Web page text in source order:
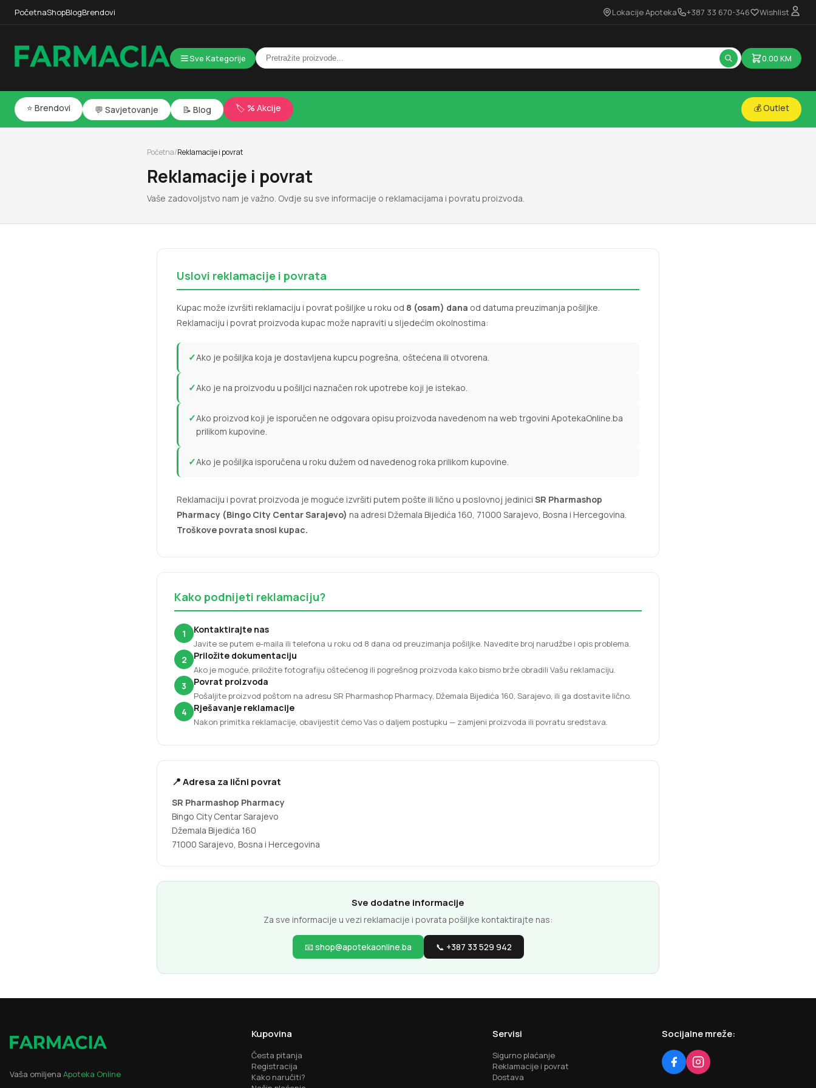
PočetnaShopBlogBrendovi Lokacije Apoteka +387 33 670-346 Wishlist
Sve Kategorije 0.00 KM
⭐ Brendovi 💬 Savjetovanje 📝 Blog 🏷️ % Akcije 💰 Outlet
Početna/Reklamacije i povrat
Reklamacije i povrat
Vaše zadovoljstvo nam je važno. Ovdje su sve informacije o reklamacijama i povratu proizvoda.
Uslovi reklamacije i povrata
Kupac može izvršiti reklamaciju i povrat pošiljke u roku od 8 (osam) dana od datuma preuzimanja pošiljke.
Reklamaciju i povrat proizvoda kupac može napraviti u sljedećim okolnostima:
✓Ako je pošiljka koja je dostavljena kupcu pogrešna, oštećena ili otvorena.
✓Ako je na proizvodu u pošiljci naznačen rok upotrebe koji je istekao.
✓Ako proizvod koji je isporučen ne odgovara opisu proizvoda navedenom na web trgovini ApotekaOnline.ba
prilikom kupovine.
✓Ako je pošiljka isporučena u roku dužem od navedenog roka prilikom kupovine.
Reklamaciju i povrat proizvoda je moguće izvršiti putem pošte ili lično u poslovnoj jedinici SR Pharmashop
Pharmacy (Bingo City Centar Sarajevo) na adresi Džemala Bijedića 160, 71000 Sarajevo, Bosna i Hercegovina.
Troškove povrata snosi kupac.
Kako podnijeti reklamaciju?
1 Kontaktirajte nas
Javite se putem e-maila ili telefona u roku od 8 dana od preuzimanja pošiljke. Navedite broj narudžbe i opis problema.
2 Priložite dokumentaciju
Ako je moguće, priložite fotografiju oštećenog ili pogrešnog proizvoda kako bismo brže obradili Vašu reklamaciju.
3 Povrat proizvoda
Pošaljite proizvod poštom na adresu SR Pharmashop Pharmacy, Džemala Bijedića 160, Sarajevo, ili ga dostavite lično.
4 Rješavanje reklamacije
Nakon primitka reklamacije, obavijestit ćemo Vas o daljem postupku — zamjeni proizvoda ili povratu sredstava.
📍 Adresa za lični povrat
SR Pharmashop Pharmacy
Bingo City Centar Sarajevo
Džemala Bijedića 160
71000 Sarajevo, Bosna i Hercegovina
Sve dodatne informacije
Za sve informacije u vezi reklamacije i povrata pošiljke kontaktirajte nas:
📧 shop@apotekaonline.ba 📞 +387 33 529 942
Vaša omiljena Apoteka Online
Kupovina
Česta pitanja
Registracija
Kako naručiti?
Servisi
Sigurno plaćanje
Reklamacije i povrat
Dostava
Socijalne mreže: